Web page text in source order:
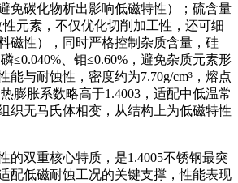
免碳化物析出影响低磁特性）；硫含量
性元素，不仅优化切削加工性，还可细
磁性），同时严格控制杂质含量，硅
≤0.040%、钼≤0.60%，避免杂质元素形
能与耐蚀性，密度约为7.70g/cm³，熔点
膨胀系数略高于1.4003，适配中低温常
织无马氏体相变，从结构上为低磁特性
的双重核心特质，是1.4005不锈钢最突
配低磁耐蚀工况的关键支撑，性能表现